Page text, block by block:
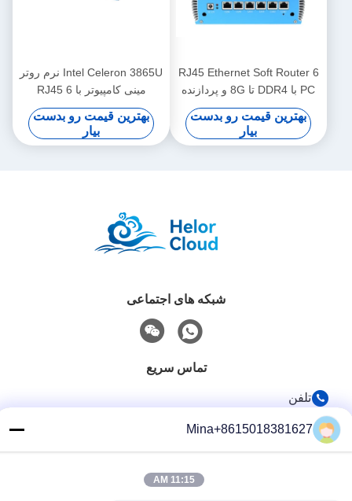
6 RJ45 Ethernet Soft Router
PC با DDR4 تا 8G و پردازنده
Intel Celeron 3865U
بهترین قیمت رو بدست
بیار
Intel Celeron 3865U نرم روتر
مینی کامپیوتر با 6 RJ45
i211AT گیگابیت LAN و DDR4
رم
بهترین قیمت رو بدست
بیار
شبکه های اجتماعی
تماس سریع
تلفن
ایمیل
sales07@helorcloud.com
Mina+8615018381627
11:15 AM